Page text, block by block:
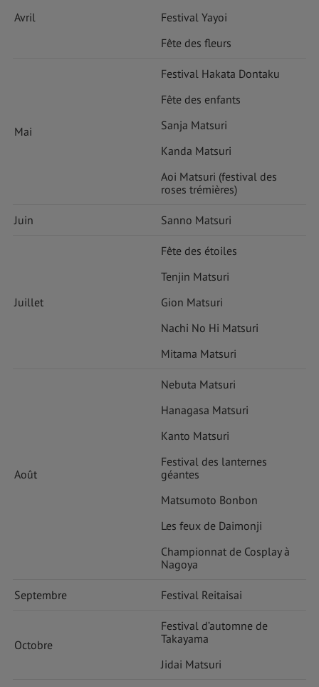
Avril
Festival Yayoi
Fête des fleurs
Mai
Festival Hakata Dontaku
Fête des enfants
Sanja Matsuri
Kanda Matsuri
Aoi Matsuri (festival des
roses trémières)
Juin Sanno Matsuri
Juillet
Fête des étoiles
Tenjin Matsuri
Gion Matsuri
Nachi No Hi Matsuri
Mitama Matsuri
Août
Nebuta Matsuri
Hanagasa Matsuri
Kanto Matsuri
Festival des lanternes
géantes
Matsumoto Bonbon
Les feux de Daimonji
Championnat de Cosplay à
Nagoya
Septembre Festival Reitaisai
Octobre
Festival d’automne de
Takayama
Jidai Matsuri